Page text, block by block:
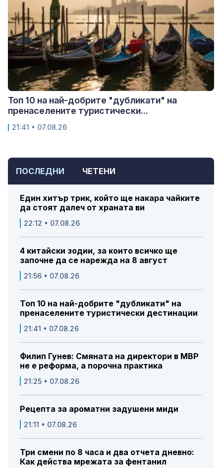
ПОСЛЕДНИ ЧЕТЕНИ
Един хитър трик, който ще накара чайките
да стоят далеч от храната ви
22:12 • 07.08.26
4 китайски зодии, за които всичко ще
започне да се нарежда на 8 август
21:56 • 07.08.26
Топ 10 на най-добрите "дубликати" на
пренаселените туристически дестинации
21:41 • 07.08.26
Филип Гунев: Смяната на директори в МВР
не е реформа, а порочна практика
21:25 • 07.08.26
Рецепта за ароматни задушени миди
21:11 • 07.08.26
Три смени по 8 часа и два отчета дневно:
Как действа мрежата за фентанил
Топ 10 на най-добрите "дубликати" на
пренаселените туристически...
21:41 • 07.08.26